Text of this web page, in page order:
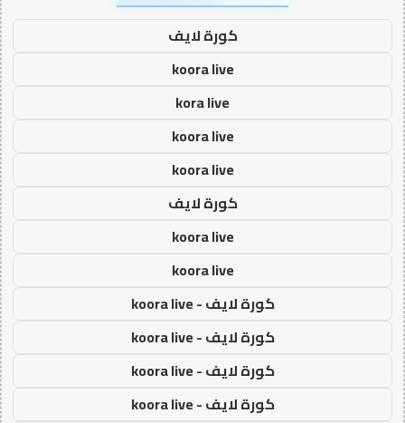
كورة لايف
koora live
kora live
koora live
koora live
كورة لايف
koora live
koora live
كورة لايف - koora live
كورة لايف - koora live
كورة لايف - koora live
كورة لايف - koora live